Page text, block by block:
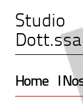
Studio
Home I